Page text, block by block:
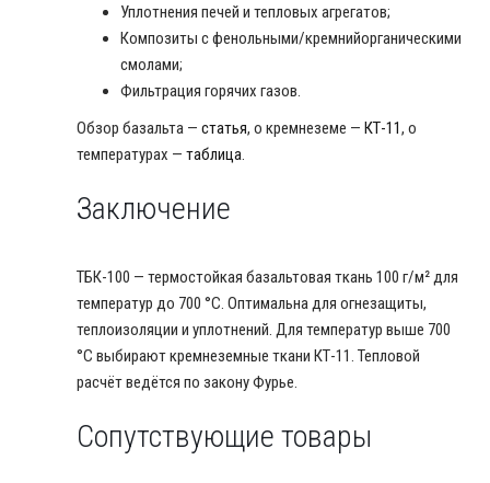
Уплотнения печей и тепловых агрегатов;
Композиты с фенольными/кремнийорганическими
смолами;
Фильтрация горячих газов.
Обзор базальта — статья, о кремнеземе — КТ-11, о
температурах — таблица
Заключение
ТБК-100 — термостойкая базальтовая ткань 100 г/м² для
температур до 700 °C. Оптимальна для огнезащиты,
теплоизоляции и уплотнений. Для температур выше 700
°C выбирают кремнеземные ткани КТ-11. Тепловой
расчёт ведётся по закону Фурье.
Сопутствующие товары